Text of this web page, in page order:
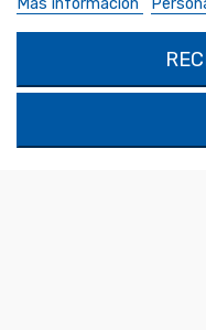
MON COMPTE
Mi Cuenta
1324 Boulevard du
Más información